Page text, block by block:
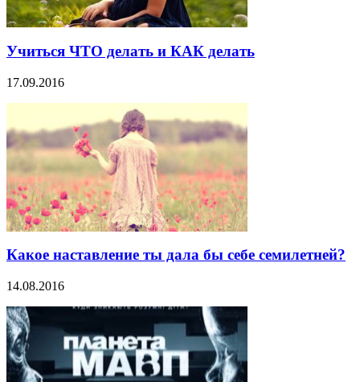
Учиться ЧТО делать и КАК делать
17.09.2016
Какое наставление ты дала бы себе семилетней?
14.08.2016